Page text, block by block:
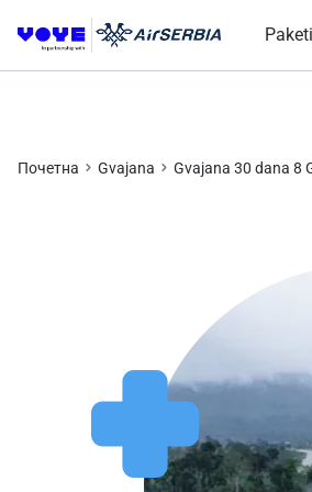
Paketi
Почетна Gvajana Gvajana 30 dana 8